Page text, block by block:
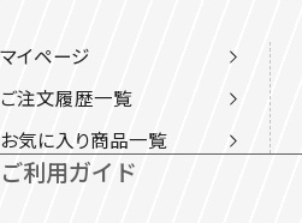
マイページ
ご注文履歴一覧
お気に入り商品一覧
ご利用ガイド